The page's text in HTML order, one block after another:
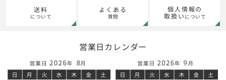
送料
について
よくある
質問
個人情報の
取扱い について
営業日カレンダー